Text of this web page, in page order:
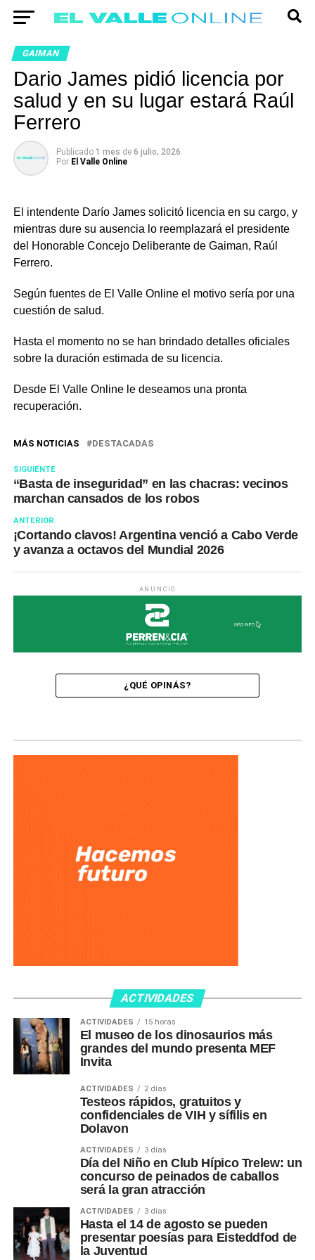
GAIMAN
Dario James pidió licencia por
salud y en su lugar estará Raúl
Ferrero
Publicado 1 mes de 6 julio, 2026
Por El Valle Online
El intendente Darío James solicitó licencia en su cargo, y
mientras dure su ausencia lo reemplazará el presidente
del Honorable Concejo Deliberante de Gaiman, Raúl
Ferrero.
Según fuentes de El Valle Online el motivo sería por una
cuestión de salud.
Hasta el momento no se han brindado detalles oficiales
sobre la duración estimada de su licencia.
Desde El Valle Online le deseamos una pronta
recuperación.
MÁS NOTICIAS DESTACADAS
SIGUIENTE
“Basta de inseguridad” en las chacras: vecinos
marchan cansados de los robos
ANTERIOR
¡Cortando clavos! Argentina venció a Cabo Verde
y avanza a octavos del Mundial 2026
ANUNCIO
¿QUÉ OPINÁS?
ACTIVIDADES
ACTIVIDADES 15 horas
El museo de los dinosaurios más
grandes del mundo presenta MEF
Invita
ACTIVIDADES 2 días
Testeos rápidos, gratuitos y
confidenciales de VIH y sífilis en
Dolavon
ACTIVIDADES 3 días
Día del Niño en Club Hípico Trelew: un
concurso de peinados de caballos
será la gran atracción
ACTIVIDADES 3 días
Hasta el 14 de agosto se pueden
presentar poesías para Eisteddfod de
la Juventud